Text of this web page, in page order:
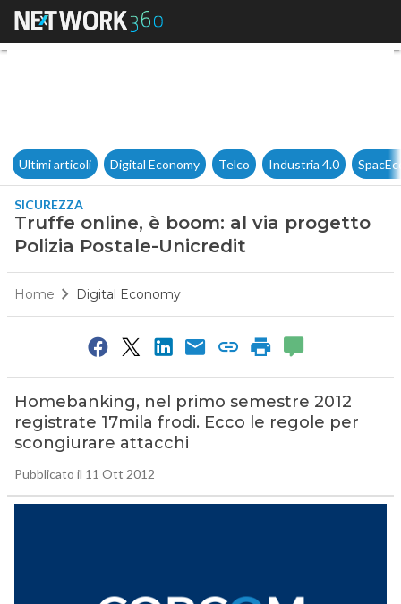
Truffe online, è boom: al via
Ultimi articoli Digital Economy Telco Industria 4.0
SICUREZZA
Truffe online, è boom: al via progetto
Polizia Postale-Unicredit
Home Digital Economy
Homebanking, nel primo semestre 2012
registrate 17mila frodi. Ecco le regole per
scongiurare attacchi
Pubblicato il 11 Ott 2012